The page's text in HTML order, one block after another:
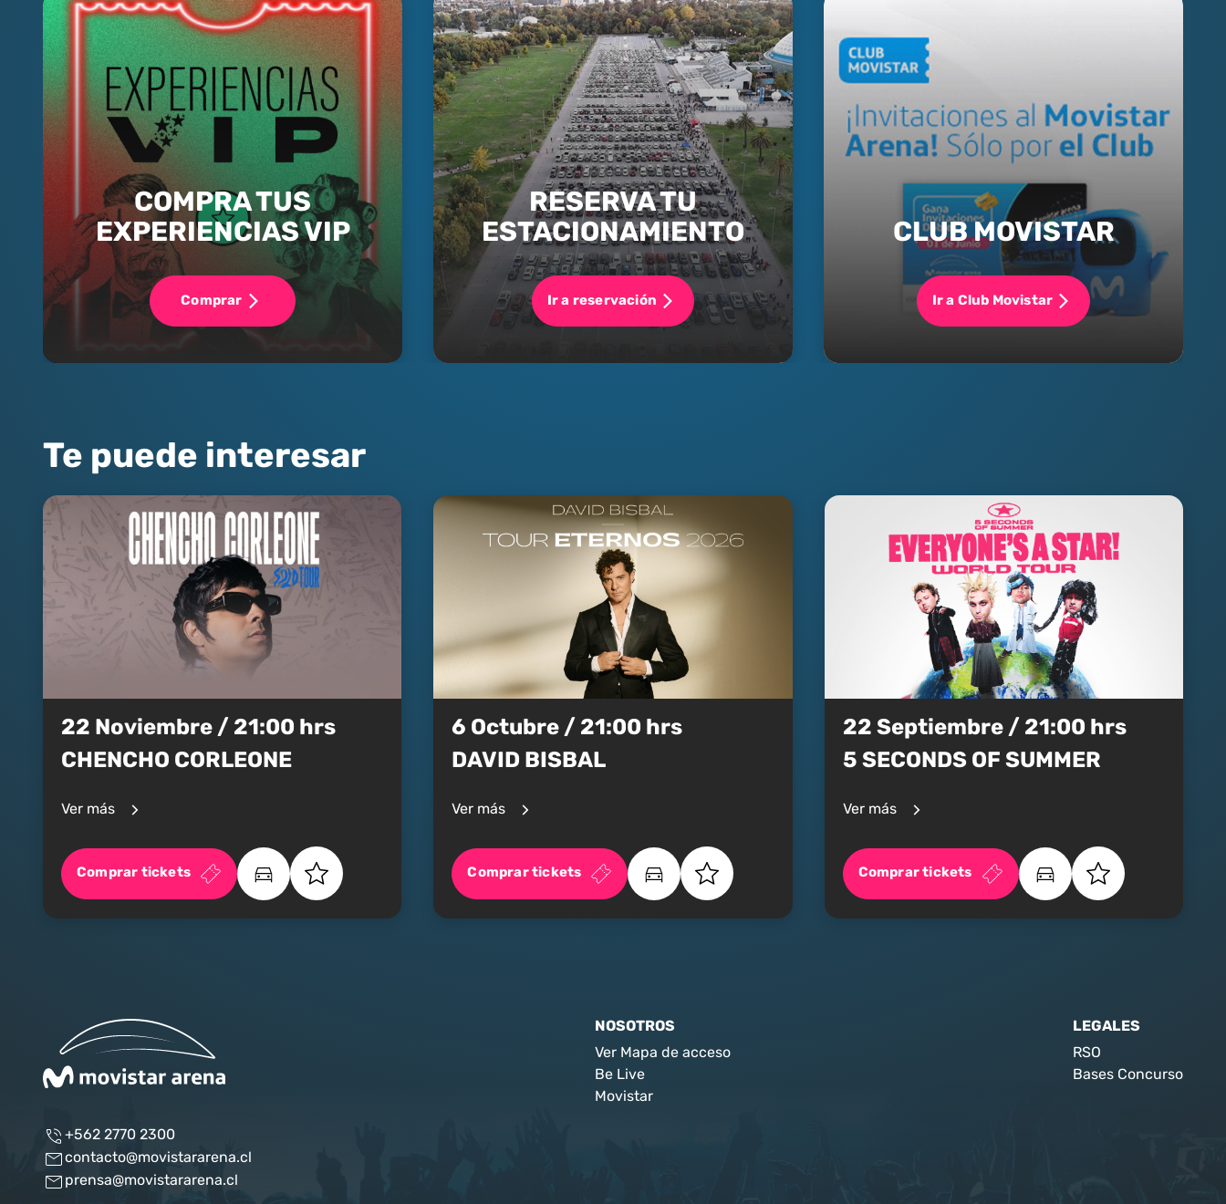
COMPRA TUS
EXPERIENCIAS VIP
Comprar
RESERVA TU
ESTACIONAMIENTO
Ir a reservación
CLUB MOVISTAR
Ir a Club Movistar
Te puede interesar
22 Noviembre / 21:00 hrs
CHENCHO CORLEONE
Ver más
Comprar tickets
6 Octubre / 21:00 hrs
DAVID BISBAL
Ver más
Comprar tickets
22 Septiembre / 21:00 hrs
5 SECONDS OF SUMMER
Ver más
Comprar tickets
+562 2770 2300
contacto@movistararena.cl
prensa@movistararena.cl
NOSOTROS
Ver Mapa de acceso
Be Live
Movistar
LEGALES
RSO
Bases Concurso